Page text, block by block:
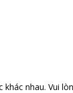
khác nhau. Vui